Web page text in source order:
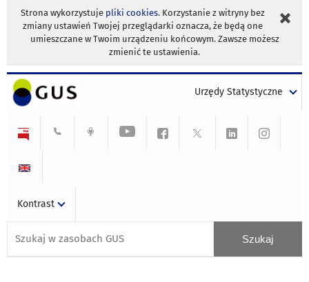
Strona wykorzystuje pliki cookies. Korzystanie z witryny bez
zmiany ustawień Twojej przeglądarki oznacza, że będą one
umieszczane w Twoim urządzeniu końcowym. Zawsze możesz
zmienić te ustawienia.
Urzędy Statystyczne
Kontrast